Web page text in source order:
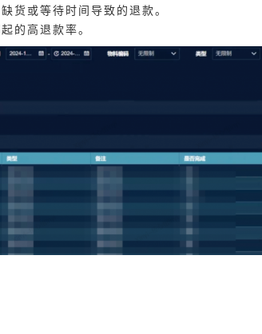
货或等待时间导致的退款。
的高退款率。